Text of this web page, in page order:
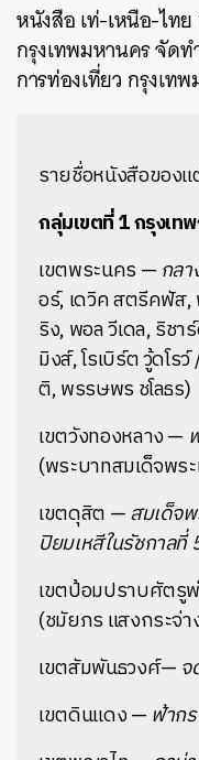
หนังสือ เท่-เหนือ-ไทย
กรุงเทพมหานคร จัด
การท่องเที่ยว กรุงเท
รายชื่อหนังสือของแ
กลุ่มเขตที่ 1 กรุงเท
เขตพระนคร — กล
อร์, เดวิค สตรีคฟัส
ริง, พอล วีเดล, ริชา
มิงส์, โรเบิร์ต วู้ดโ
ติ, พรรษพร ชโลธร)
เขตวังทองหลาง —
(พระบาทสมเด็จพร
เขตดุสิต —สมเด็จ
ปิยมเหสีในรัชกาลที่
เขตป้อมปราบศัตรู
(ชมัยภร แสงกระจ่า
เขตสัมพันธวงศ์— จ
เขตดินแดง — ฟ้าก